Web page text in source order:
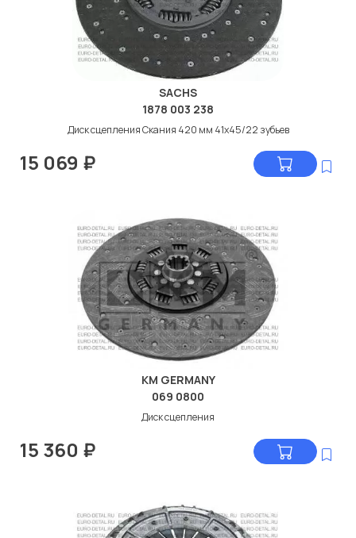
SACHS
1878 003 238
Диск сцепления Скания 420 мм 41x45/22 зубьев
15 069 ₽
KM GERMANY
069 0800
Диск сцепления
15 360 ₽